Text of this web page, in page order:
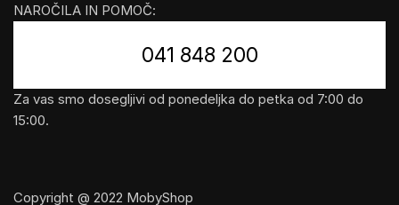
NAROČILA IN POMOČ:
041 848 200
Za vas smo dosegljivi od ponedeljka do petka od 7:00 do
15:00.
Copyright @ 2022 MobyShop